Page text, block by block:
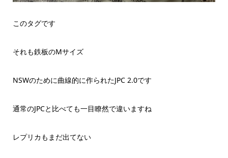
このタグです
それも鉄板のMサイズ
NSWのために曲線的に作られたJPC 2.0です
通常のJPCと比べても一目瞭然で違いますね
レプリカもまだ出てない